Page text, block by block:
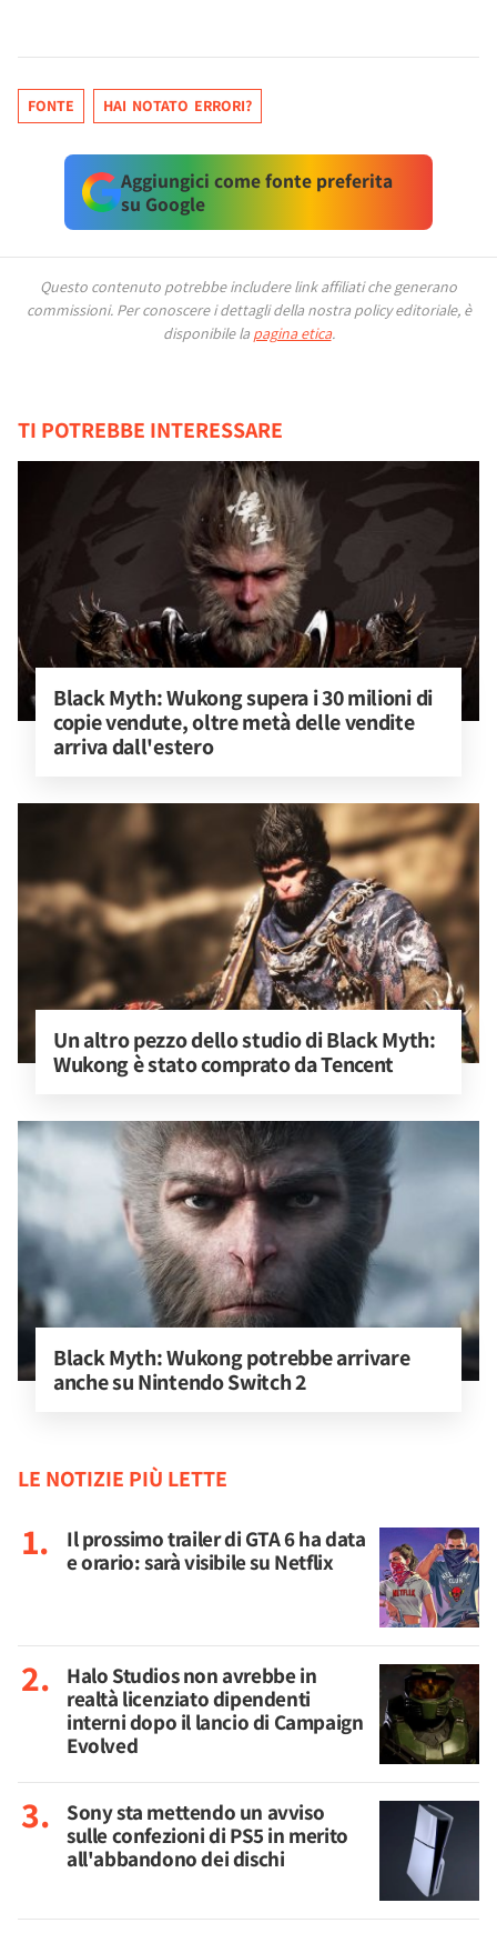
FONTE HAI NOTATO ERRORI?
Aggiungici come fonte preferita
su Google
Questo contenuto potrebbe includere link affiliati che generano
commissioni. Per conoscere i dettagli della nostra policy editoriale, è
disponibile la pagina etica.
TI POTREBBE INTERESSARE
Black Myth: Wukong supera i 30 milioni di
copie vendute, oltre metà delle vendite
arriva dall'estero
Un altro pezzo dello studio di Black Myth:
Wukong è stato comprato da Tencent
Black Myth: Wukong potrebbe arrivare
anche su Nintendo Switch 2
LE NOTIZIE PIÙ LETTE
Il prossimo trailer di GTA 6 ha data
e orario: sarà visibile su Netflix
Halo Studios non avrebbe in
realtà licenziato dipendenti
interni dopo il lancio di Campaign
Evolved
Sony sta mettendo un avviso
sulle confezioni di PS5 in merito
all'abbandono dei dischi